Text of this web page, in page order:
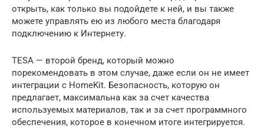
открыть, как только вы подойдете к ней, и вы также
можете управлять ею из любого места благодаря
подключению к Интернету.
TESA — второй бренд, который можно
порекомендовать в этом случае, даже если он не имеет
интеграции с HomeKit. Безопасность, которую он
предлагает, максимальна как за счет качества
используемых материалов, так и за счет программного
обеспечения, которое в конечном итоге интегрируется.